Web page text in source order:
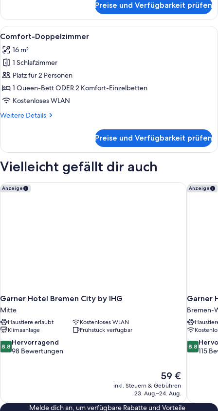
Preise und Verfügbarkeit prüfen
Alle
Fotos
für
Comfort-
Doppelzimmer
anzeigen
Ein Hotelzimmer mit einem
13
Comfort-Doppelzimmer
16 m²
1 Schlafzimmer
Platz für 2 Personen
1 Queen-Bett ODER 2 Komfort-Einzelbetten
Kostenloses WLAN
Weitere Details
Weitere
Doppelzimmer
Preise und Verfügbarkeit prüfen
Vielleicht gefällt dir auch
Anzeige
Garner Hotel Bremen City by IHG
Mitte
Haustiere erlaubt
Kostenloses WLAN
Klimaanlage
Frühstück verfügbar
8.8
von
8,8 Hervorragend
98 Bewertungen
Der
Preis
beträgt
59 €
inkl. Steuern & Gebühren
23. Aug.–24. Aug.
Garner Hotel Bremen City by IHG Anzeige
Garner
Bremen-
8.8
von
8,8
115
Garner
Melde dich an, um verfügbare Rabatte und Vorteile